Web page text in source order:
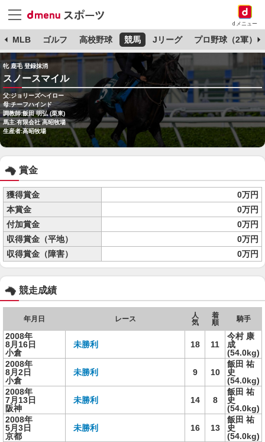
dメニュー
MLB ゴルフ 高校野球 競馬 Jリーグ プロ野球（2軍）
牝 鹿毛 登録抹消
スノースマイル
父:ジョリーズヘイロー
母:チーフハインド
調教師:飯田 明弘 (栗東)
馬主:有限会社 高昭牧場
生産者:高昭牧場
賞金
獲得賞金
0万円
本賞金
0万円
付加賞金
0万円
収得賞金（平地）
0万円
収得賞金（障害）
0万円
競走成績
年月日 レース
人
気
着
順
騎手
2008年
8月16日
小倉
未勝利 18 11
今村 康
成
(54.0kg)
2008年
8月2日
小倉
未勝利 9 10
飯田 祐
史
(54.0kg)
2008年
7月13日
阪神
未勝利 14 8
飯田 祐
史
(54.0kg)
2008年
5月3日
京都
未勝利 16 13
飯田 祐
史
(54.0kg)